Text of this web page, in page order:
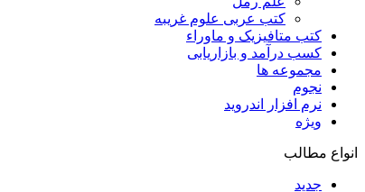
کتب عربی علوم غریبه
کتب متافیزیک و ماوراء
کسب درآمد و بازاریابی
مجموعه ها
نجوم
نرم افزار اندروید
ویژه
انواع مطالب
جدید